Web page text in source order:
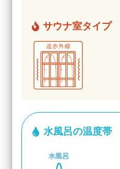
サウナ室タイプ
水風呂の温度帯